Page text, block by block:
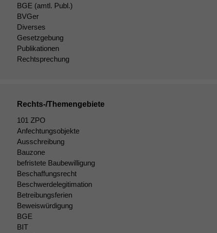
BGE (amtl. Publ.)
BVGer
Diverses
Gesetzgebung
Publikationen
Rechtsprechung
Rechts-/Themengebiete
101 ZPO
Anfechtungsobjekte
Ausschreibung
Bauzone
befristete Baubewilligung
Beschaffungsrecht
Beschwerdelegitimation
Betreibungsferien
Beweiswürdigung
BGE
BIT